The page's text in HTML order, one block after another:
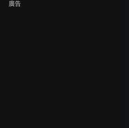
廣告